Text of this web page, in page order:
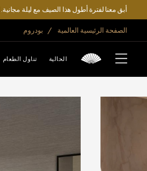
أبق معنا لفترة أطول هذا الصيف مع ليلة مجانية.
الصفحة الرئيسية العالمية بودروم
الحالية تناول الطعام